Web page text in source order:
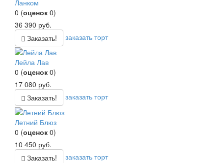
Ланком
0 (оценок 0)
36 390 руб.
Заказать!
заказать торт
Лейла Лав
0 (оценок 0)
17 080 руб.
Заказать!
заказать торт
Летний Блюз
0 (оценок 0)
10 450 руб.
Заказать!
заказать торт